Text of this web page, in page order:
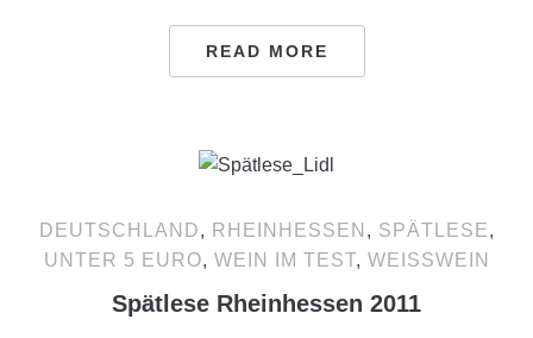
READ MORE
DEUTSCHLAND, RHEINHESSEN , SPÄTLESE,
UNTER 5 EURO, WEIN IM TEST, WEISSWEIN
Spätlese Rheinhessen 2011